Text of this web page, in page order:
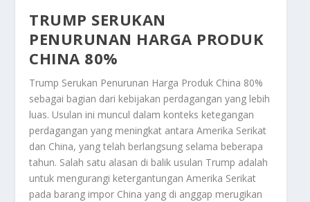
TRUMP SERUKAN
PENURUNAN HARGA PRODUK
CHINA 80%
Trump Serukan Penurunan Harga Produk China 80%
sebagai bagian dari kebijakan perdagangan yang lebih
luas. Usulan ini muncul dalam konteks ketegangan
perdagangan yang meningkat antara Amerika Serikat
dan China, yang telah berlangsung selama beberapa
tahun. Salah satu alasan di balik usulan Trump adalah
untuk mengurangi ketergantungan Amerika Serikat
pada barang impor China yang di anggap merugikan